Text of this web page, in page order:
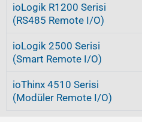
ioLogik R1200 Serisi
(RS485 Remote I/O)
ioLogik 2500 Serisi
(Smart Remote I/O)
ioThinx 4510 Serisi
(Modüler Remote I/O)